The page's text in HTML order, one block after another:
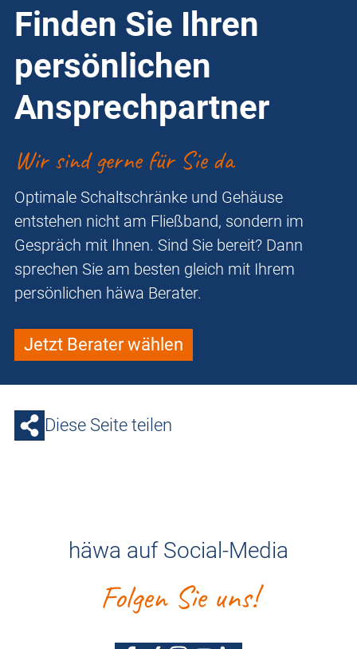
Finden Sie Ihren
persönlichen
Ansprechpartner
Wir sind gerne für Sie da
Optimale Schaltschränke und Gehäuse
entstehen nicht am Fließband, sondern im
Gespräch mit Ihnen. Sind Sie bereit? Dann
sprechen Sie am besten gleich mit Ihrem
persönlichen häwa Berater.
Jetzt Berater wählen
Diese Seite teilen
häwa auf Social-Media
Folgen Sie uns!